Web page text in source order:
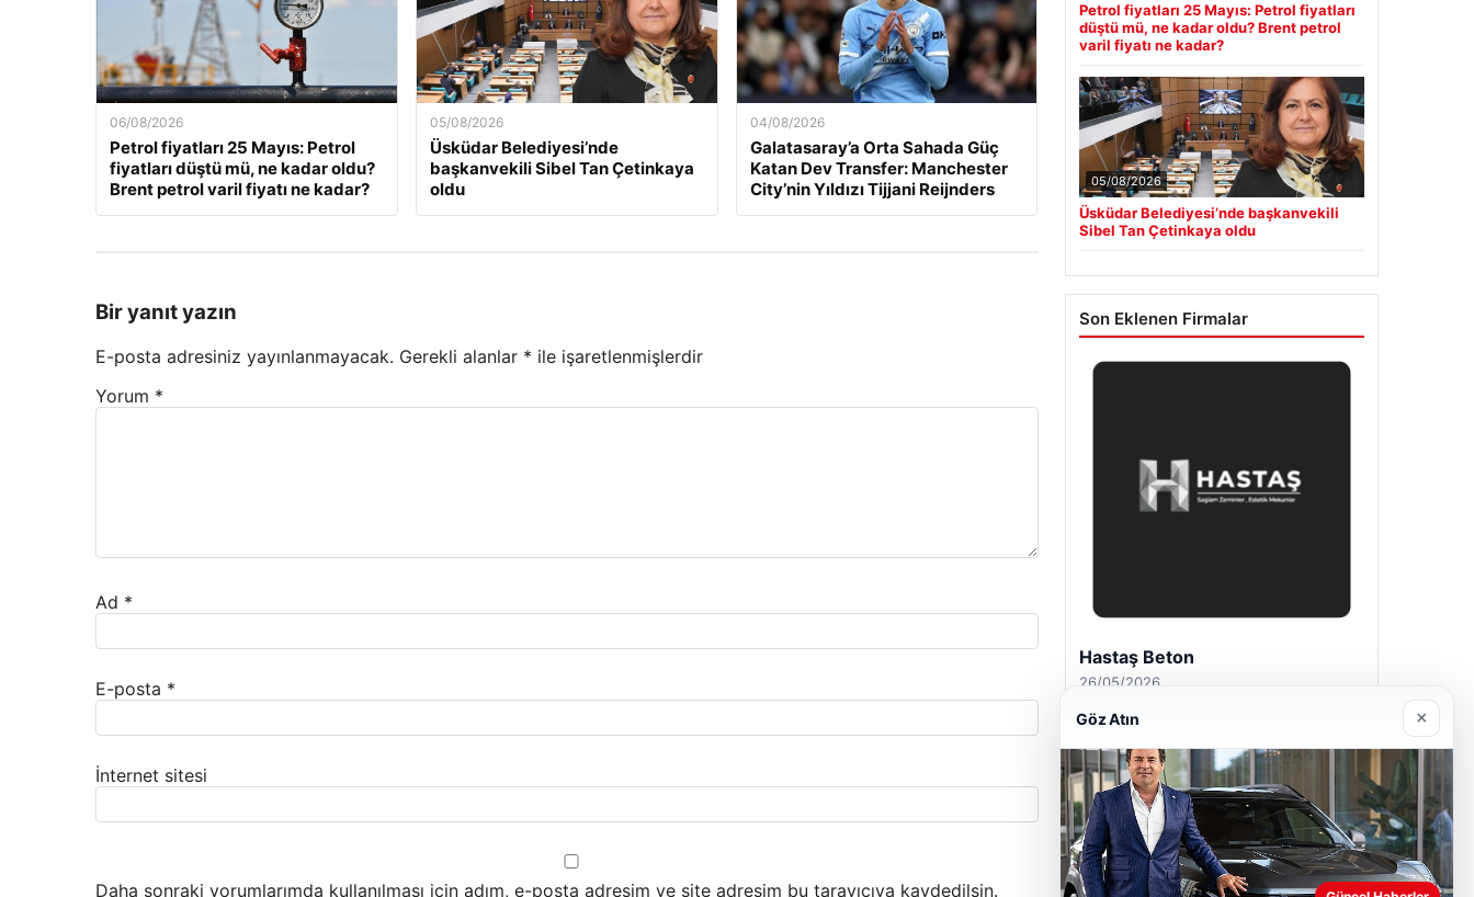
06/08/2026
Petrol fiyatları 25 Mayıs: Petrol
fiyatları düştü mü, ne kadar oldu?
Brent petrol varil fiyatı ne kadar?
05/08/2026
Üsküdar Belediyesi’nde
başkanvekili Sibel Tan Çetinkaya
oldu
04/08/2026
Galatasaray’a Orta Sahada Güç
Katan Dev Transfer: Manchester
City’nin Yıldızı Tijjani Reijnders
Bir yanıt yazın
E-posta adresiniz yayınlanmayacak. Gerekli alanlar * ile işaretlenmişlerdir
Yorum *
Ad *
E-posta *
İnternet sitesi
Daha sonraki yorumlarımda kullanılması için adım, e-posta adresim ve site adresim bu tarayıcıya kaydedilsin.
Petrol fiyatları 25 Mayıs: Petrol fiyatları
düştü mü, ne kadar oldu? Brent petrol
varil fiyatı ne kadar?
05/08/2026
Üsküdar Belediyesi’nde başkanvekili
Sibel Tan Çetinkaya oldu
Son Eklenen Firmalar
Enes Kaplan Avukatlık Bürosu
28/04/2026
Göz Atın ×